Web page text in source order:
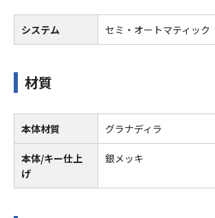
システム セミ・オートマティック
材質
本体材質 グラナディラ
本体/キー仕上
げ
銀メッキ